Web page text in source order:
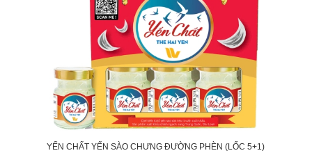
YẾN CHẤT YẾN SÀO CHƯNG ĐƯỜNG PHÈN (LỐC 5+1)